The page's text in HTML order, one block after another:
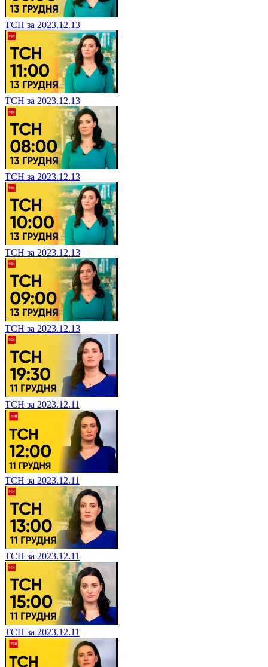
ТСН за 2023.12.13
ТСН за 2023.12.13
ТСН за 2023.12.13
ТСН за 2023.12.13
ТСН за 2023.12.13
ТСН за 2023.12.11
ТСН за 2023.12.11
ТСН за 2023.12.11
ТСН за 2023.12.11